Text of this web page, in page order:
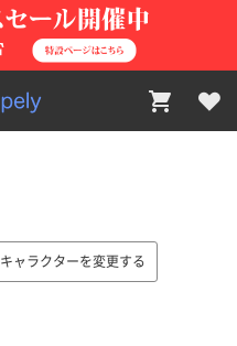
キャラクターを変更する